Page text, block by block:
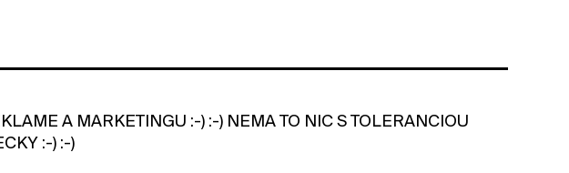
A MARKETINGU :-) :-) NEMA TO NIC S TOLERANCIOU
:-) :-)